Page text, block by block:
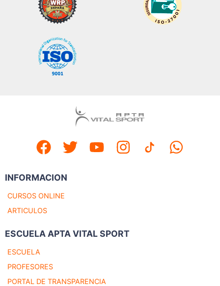
INFORMACION
CURSOS ONLINE
ARTICULOS
ESCUELA APTA VITAL SPORT
ESCUELA
PROFESORES
PORTAL DE TRANSPARENCIA